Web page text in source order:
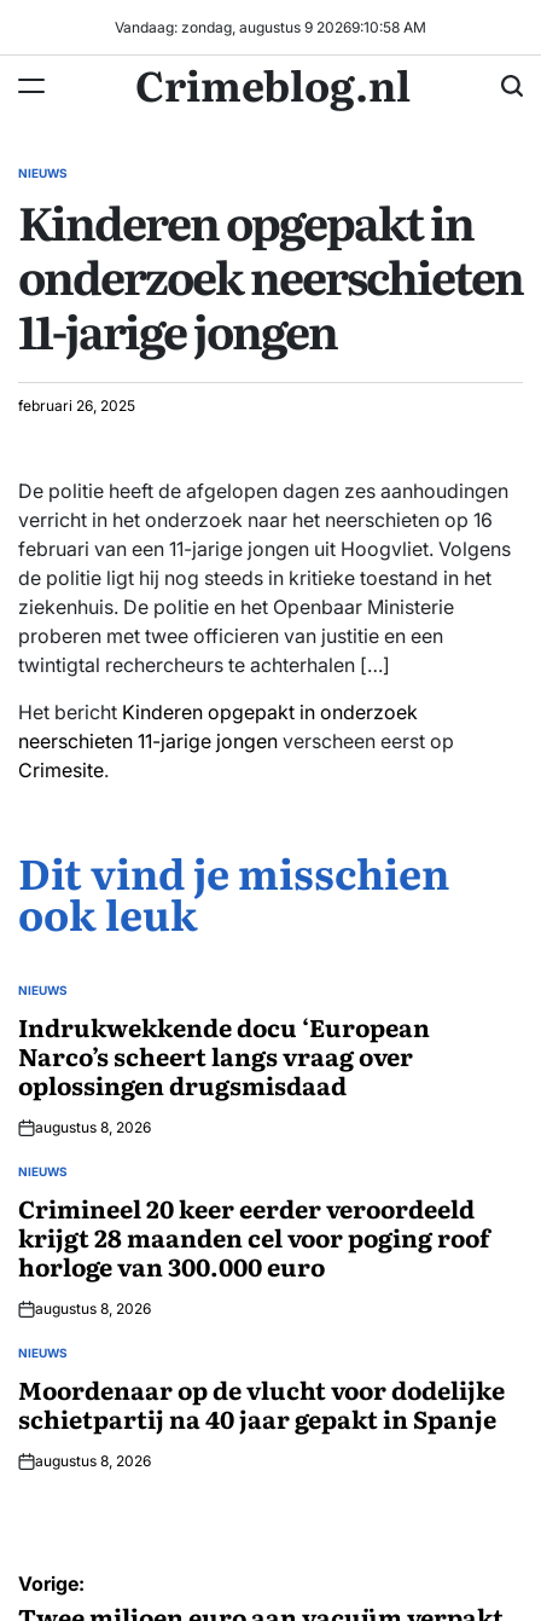
inhoud
Vandaag: zondag, augustus 9 20269:10:58 AM
Crimeblog.nl
GEPLAATST
NIEUWS
Kinderen opgepakt in
onderzoek neerschieten
11-jarige jongen
februari 26, 2025
De politie heeft de afgelopen dagen zes aanhoudingen
verricht in het onderzoek naar het neerschieten op 16
februari van een 11-jarige jongen uit Hoogvliet. Volgens
de politie ligt hij nog steeds in kritieke toestand in het
ziekenhuis. De politie en het Openbaar Ministerie
proberen met twee officieren van justitie en een
twintigtal rechercheurs te achterhalen […]
Het bericht Kinderen opgepakt in onderzoek
neerschieten 11-jarige jongen verscheen eerst op
Crimesite.
Dit vind je misschien
ook leuk
GEPLAATST
NIEUWS
Indrukwekkende docu ‘European
Narco’s scheert langs vraag over
oplossingen drugsmisdaad
augustus 8, 2026
GEPLAATST
NIEUWS
Crimineel 20 keer eerder veroordeeld
krijgt 28 maanden cel voor poging roof
horloge van 300.000 euro
augustus 8, 2026
GEPLAATST
NIEUWS
Moordenaar op de vlucht voor dodelijke
schietpartij na 40 jaar gepakt in Spanje
augustus 8, 2026
Bericht
Vorige: